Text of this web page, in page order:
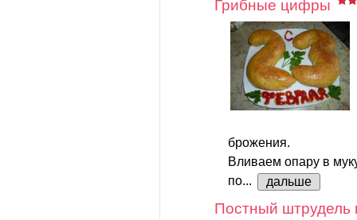
Грибные цифры
брожения.
Вливаем опару в
по...
дальше
Постный штрудель